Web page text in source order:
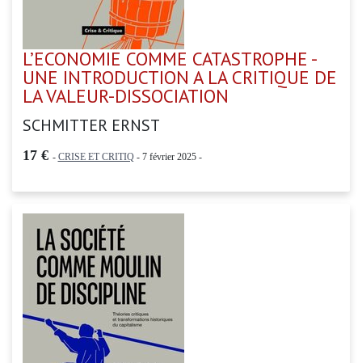
L’ECONOMIE COMME CATASTROPHE -
UNE INTRODUCTION A LA CRITIQUE DE
LA VALEUR-DISSOCIATION
SCHMITTER ERNST
17 € - CRISE ET CRITIQ- 7 février 2025 -